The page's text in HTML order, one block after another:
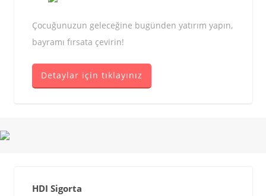
Çocuğunuzun geleceğine bugünden yatırım yapın,
bayramı fırsata çevirin!
Detaylar için tıklayınız
HDI Sigorta